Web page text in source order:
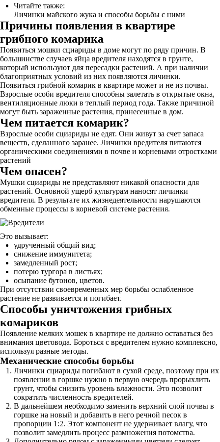
Читайте также:
Личинки майского жука и способы борьбы с ними
Причины появления в квартире
грибного комарика
Появиться мошки сциариды в доме могут по ряду причин. В
большинстве случаев яйца вредителя находятся в грунте,
который используют для пересадки растений. А при наличии
благоприятных условий из них появляются личинки.
Появиться грибной комарик в квартире может и не из почвы.
Взрослые особи вредителя способны залетать в открытые окна,
вентиляционные люки в теплый период года. Также причиной
могут быть зараженные растения, принесенные в дом.
Чем питается комарик?
Взрослые особи сциариды не едят. Они живут за счет запаса
веществ, сделанного заранее. Личинки вредителя питаются
органическими соединениями в почве и корневыми отростками
растений
Чем опасен?
Мушки сциариды не представляют никакой опасности для
растений. Основной ущерб культурам наносят личинки
вредителя. В результате их жизнедеятельности нарушаются
обменные процессы в корневой системе растения.
Это вызывает:
удрученный общий вид;
снижение иммунитета;
замедленный рост;
потерю тургора в листьях;
осыпание бутонов, цветов.
При отсутствии своевременных мер борьбы ослабленное
растение не развивается и погибает.
Способы уничтожения грибных
комариков
Появление мелких мошек в квартире не должно оставаться без
внимания цветовода. Бороться с вредителем нужно комплексно,
используя разные методы.
Механические способы борьбы
Личинки сциариды погибают в сухой среде, поэтому при их
появлении в горшке нужно в первую очередь прорыхлить
грунт, чтобы снизить уровень влажности. Это позволит
сократить численность вредителей.
В дальнейшем необходимо заменить верхний слой почвы в
горшке на новый и добавить в него речной песок в
пропорции 1:2. Этот компонент не удерживает влагу, что
позволит замедлить процесс размножения потомства.